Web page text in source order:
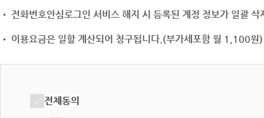
• 전화번호안심로그인 서비스 해지 시 등록된 계정 정보가 일괄
• 이용요금은 일할 계산되어 청구됩니다.(부가세포함 월 1,100원)
전체동의